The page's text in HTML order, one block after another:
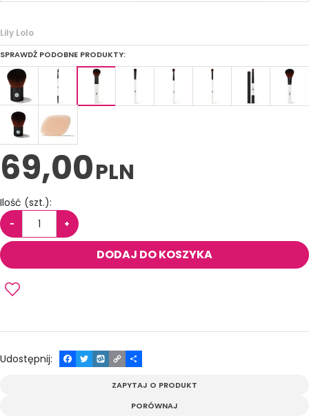
Lily Lolo
SPRAWDŹ PODOBNE PRODUKTY:
69,00PLN
Ilość (szt.):
− +
DODAJ DO KOSZYKA
Udostępnij:
F
a
T
w
W
y
C
o
p
y
P
o
d
z
i
ZAPYTAJ O PRODUKT
PORÓWNAJ